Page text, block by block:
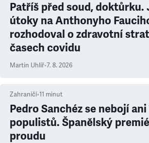
Patříš před soud, doktůrku.
útoky na Anthonyho
rozhodoval o zdravotní
časech covidu
Martin Uhlíř•7. 8. 2026
Zahraničí•11 minut
Pedro Sanchéz se nebojí
populistů. Španělský
proudu